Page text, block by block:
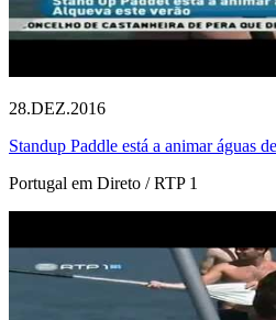
28.DEZ.2016
Standup Paddle está a animar águas
Portugal em Direto / RTP 1